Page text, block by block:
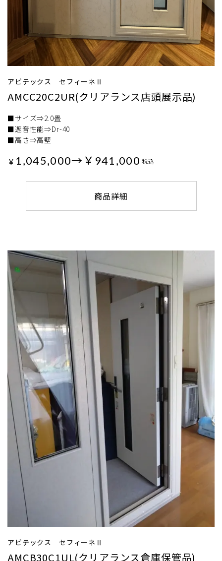
アビテックス セフィーネⅡ
AMCC20C2UR(クリアランス店頭展示品)
■サイズ⇒2.0畳
■遮音性能⇒Dr-40
■高さ⇒高壁
¥ 1,045,000→￥941,000 税込
商品詳細
アビテックス セフィーネⅡ
AMCB30C1UL(クリアランス倉庫保管品)